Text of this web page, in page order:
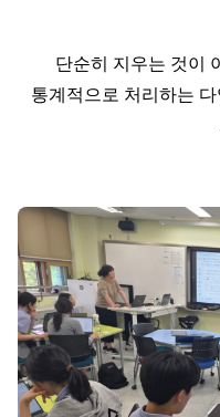
단순히 지우는 것이
통계적으로 처리하는